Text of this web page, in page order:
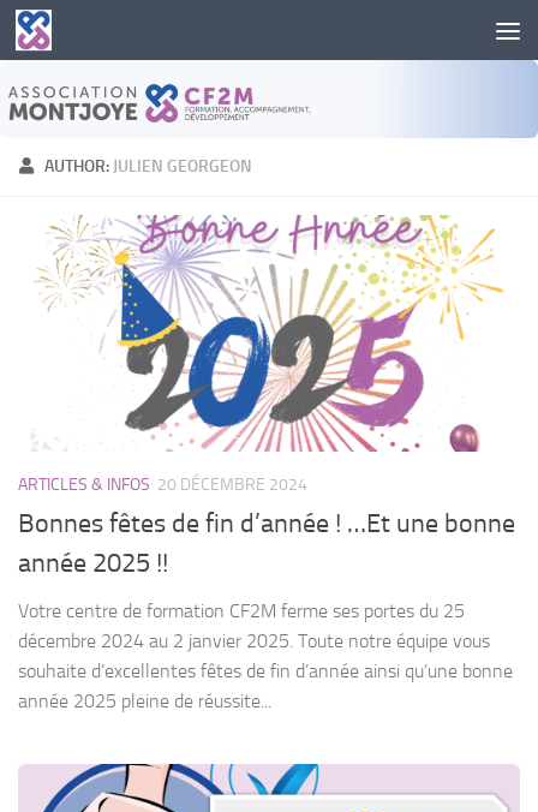
Skip to content
AUTHOR: JULIEN GEORGEON
ARTICLES & INFOS 20 DÉCEMBRE 2024
Bonnes fêtes de fin d’année ! …Et une bonne
année 2025 !!
Votre centre de formation CF2M ferme ses portes du 25
décembre 2024 au 2 janvier 2025. Toute notre équipe vous
souhaite d’excellentes fêtes de fin d’année ainsi qu’une bonne
année 2025 pleine de réussite...